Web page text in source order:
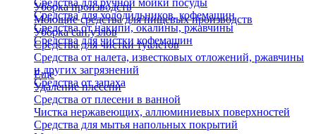
Средства для ручной мойки посуды
Средства для холодильников, кофемашин
Средства от накипи, окалины, ржавчины
Средства для чистки кофемашин
Уборка производств
Моющие средства для пищевых производств
Уборка сан.узлов
Средства для чистки туалетов
Средства от налета, известковых отложений, ржавчины
и других загрязнений
Средства от запаха
Еще
Удаление плесени
Средства от плесени в ванной
Чистка нержавеющих, аллюминиевых поверхностей
Средства для мытья напольных покрытий